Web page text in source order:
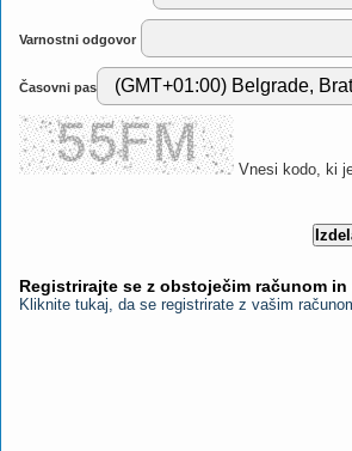
Varnostni odgovor
Časovni pas
Vnesi kodo, ki
Registrirajte se z obstoječim računom
Kliknite tukaj, da se registrirate z vašim